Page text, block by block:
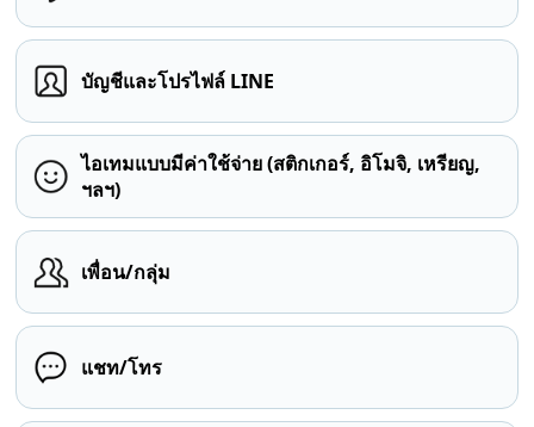
บัญชีและโปรไฟล์ LINE
ไอเทมแบบมีค่าใช้จ่าย (สติกเกอร์, อิโมจิ, เหรียญ,
ฯลฯ)
เพื่อน/กลุ่ม
แชท/โทร